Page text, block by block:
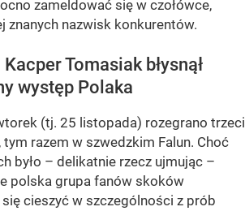
zameldować się w czołówce,
znanych nazwisk konkurentów.
Tomasiak błysnął
występ Polaka
(tj. 25 listopada) rozegrano trzeci
tym razem w szwedzkim Falun. Choć
było – delikatnie rzecz ujmując –
polska grupa fanów skoków
cieszyć w szczególności z prób